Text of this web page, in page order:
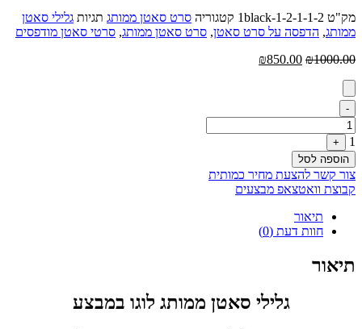
מק"ט 1black-1-2-1-1-2 קטגוריה סרט סאטן ממותג תגיות גלילי סאטן
ממותג, הדפסה על סרט סאטן, סרט סאטן ממותג, סרטי סאטן מודפסים
₪1000.00
המחיר ₪850.00
Quantity
-
1
+
הוספה לסל
צור קשר להצעת מחיר כמותית
קבוצת וואטצאפ מבצעים
תיאור
חוות דעת (0)
תיאור
גלילי סאטן ממותג לוגו במבצע